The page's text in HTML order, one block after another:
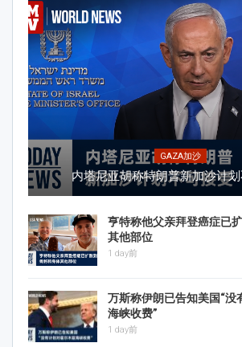
GAZA加沙
内塔尼亚胡称特朗普新加沙计
亨特称他父亲拜登癌症已
其他部位
1 day前
万斯称伊朗已告知美国“没
海峡收费”
1 day前